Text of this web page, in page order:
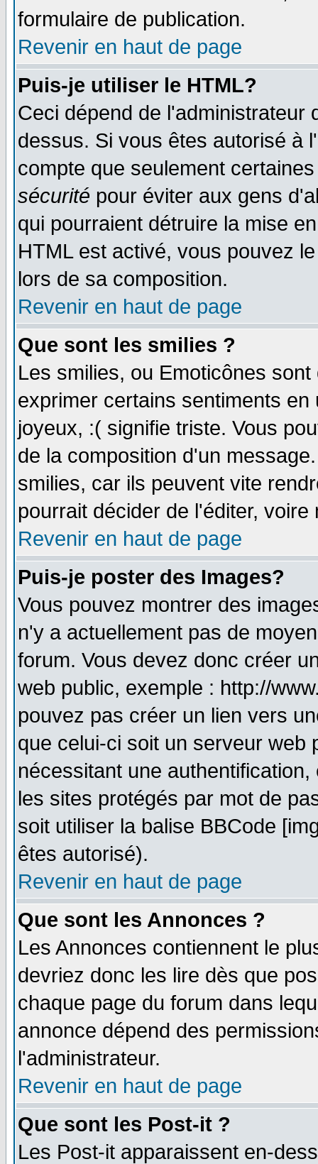
formulaire de publication.
Revenir en haut de page
Puis-je utiliser le HTML?
Ceci dépend de l'administrateur
dessus. Si vous êtes autorisé à
compte que seulement
sécurité pour éviter aux gens
qui pourraient détruire la mise
HTML est activé, vous pouvez
lors de sa composition.
Revenir en haut de page
Que sont les smilies ?
Les smilies, ou Emoticônes
exprimer certains sentiments
joyeux, :( signifie triste. Vous
de la composition d'un
smilies, car ils peuvent vite
pourrait décider de l'éditer,
Revenir en haut de page
Puis-je poster des Images?
Vous pouvez montrer des
n'y a actuellement pas de
forum. Vous devez donc créer
web public, exemple : http://
pouvez pas créer un lien vers
que celui-ci soit un serveur web
nécessitant une
les sites protégés par mot de
soit utiliser la balise BBCode
êtes autorisé).
Revenir en haut de page
Que sont les Annonces ?
Les Annonces contiennent le
devriez donc les lire dès que
chaque page du forum dans
annonce dépend des
l'administrateur.
Revenir en haut de page
Que sont les Post-it ?
Les Post-it apparaissent en-